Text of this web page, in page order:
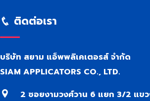
ติดต่อเรา
บริษัท สยาม แอ็พพลิเคเตอรส์ จำกัด
SIAM APPLICATORS CO., LTD.
2 ซอยงามวงศ์วาน 6 แยก 3/2 แข